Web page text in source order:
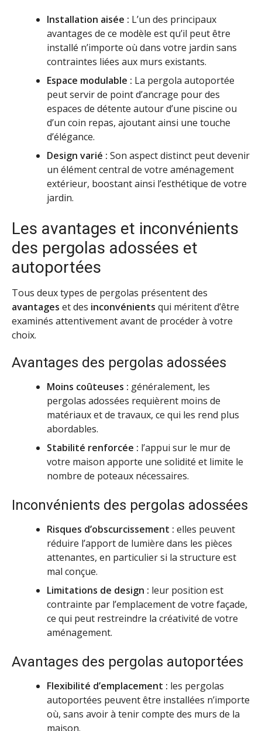
Installation aisée : L’un des principaux
avantages de ce modèle est qu’il peut être
installé n’importe où dans votre jardin sans
contraintes liées aux murs existants.
Espace modulable : La pergola autoportée
peut servir de point d’ancrage pour des
espaces de détente autour d’une piscine ou
d’un coin repas, ajoutant ainsi une touche
d’élégance.
Design varié : Son aspect distinct peut devenir
un élément central de votre aménagement
extérieur, boostant ainsi l’esthétique de votre
jardin.
Les avantages et inconvénients
des pergolas adossées et
autoportées
Tous deux types de pergolas présentent des
avantages et des inconvénients qui méritent d’être
examinés attentivement avant de procéder à votre
choix.
Avantages des pergolas adossées
Moins coûteuses : généralement, les
pergolas adossées requièrent moins de
matériaux et de travaux, ce qui les rend plus
abordables.
Stabilité renforcée : l’appui sur le mur de
votre maison apporte une solidité et limite le
nombre de poteaux nécessaires.
Inconvénients des pergolas adossées
Risques d’obscurcissement : elles peuvent
réduire l’apport de lumière dans les pièces
attenantes, en particulier si la structure est
mal conçue.
Limitations de design : leur position est
contrainte par l’emplacement de votre façade,
ce qui peut restreindre la créativité de votre
aménagement.
Avantages des pergolas autoportées
Flexibilité d’emplacement : les pergolas
autoportées peuvent être installées n’importe
où, sans avoir à tenir compte des murs de la
maison.